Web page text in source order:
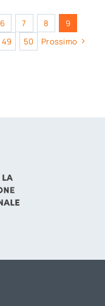
6 7 8
9
49 50 Prossimo